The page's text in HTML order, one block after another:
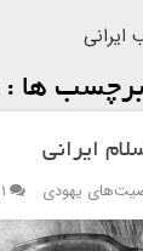
ایرانی
برچسب ها :
ایرانی
یهودی ۱